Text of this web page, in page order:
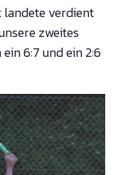
verdient
zweites
6:7 und ein 2:6